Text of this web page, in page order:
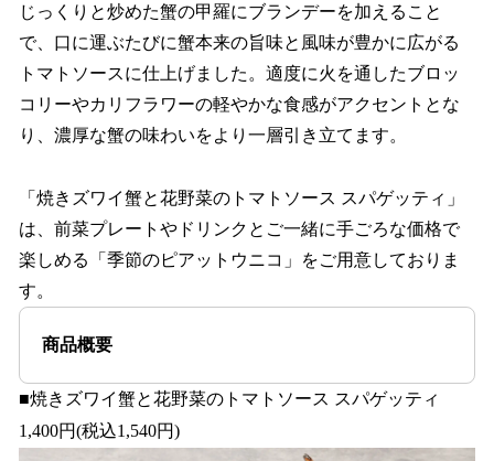
じっくりと炒めた蟹の甲羅にブランデーを加えること
で、口に運ぶたびに蟹本来の旨味と風味が豊かに広がる
トマトソースに仕上げました。適度に火を通したブロッ
コリーやカリフラワーの軽やかな食感がアクセントとな
り、濃厚な蟹の味わいをより一層引き立てます。
「焼きズワイ蟹と花野菜のトマトソース スパゲッティ」
は、前菜プレートやドリンクとご一緒に手ごろな価格で
楽しめる「季節のピアットウニコ」をご用意しておりま
す。
商品概要
■焼きズワイ蟹と花野菜のトマトソース スパゲッティ
1,400円(税込1,540円)